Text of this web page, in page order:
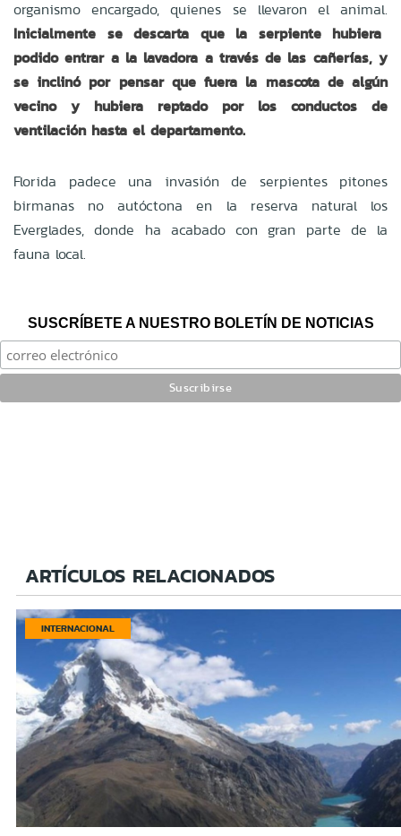
organismo encargado, quienes se llevaron el animal.
Inicialmente se descarta que la serpiente hubiera
podido entrar a la lavadora a través de las cañerías, y
se inclinó por pensar que fuera la mascota de algún
vecino y hubiera reptado por los conductos de
ventilación hasta el departamento.
Florida padece una invasión de serpientes pitones
birmanas no autóctonaen la reserva natural los
Everglades, donde ha acabado con gran parte de la
fauna local.
SUSCRÍBETE A NUESTRO BOLETÍN DE NOTICIAS
ARTÍCULOS RELACIONADOS
INTERNACIONAL